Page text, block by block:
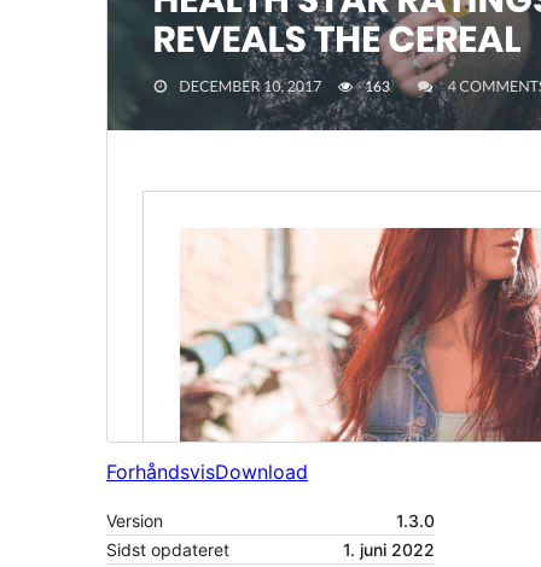
ForhåndsvisDownload
Version
1.3.0
Sidst opdateret
1. juni 2022